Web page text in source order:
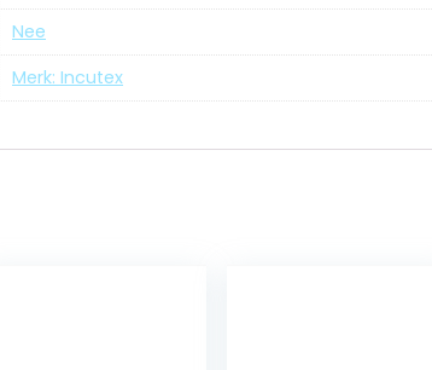
‎Nee
Merk: Incutex